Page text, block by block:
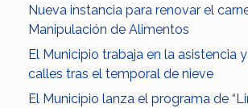
Nueva instancia para renovar el
Manipulación de Alimentos
El Municipio trabaja en la asistencia
calles tras el temporal de nieve
El Municipio lanza el programa de